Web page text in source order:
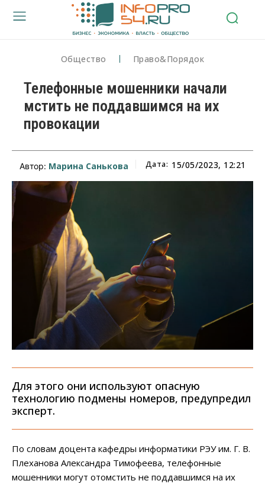
Общество Право&Порядок
Телефонные мошенники начали
мстить не поддавшимся на их
провокации
Автор: Марина Санькова Дата: 15/05/2023, 12:21
Для этого они используют опасную
технологию подмены номеров, предупредил
эксперт.
По словам доцента кафедры информатики РЭУ им. Г. В.
Плеханова Александра Тимофеева, телефонные
мошенники могут отомстить не поддавшимся на их